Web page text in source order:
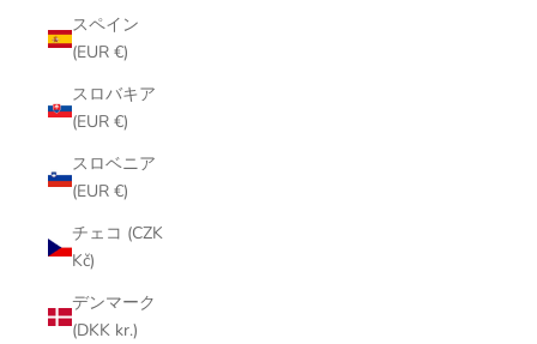
スペイン
(EUR €)
スロバキア
(EUR €)
スロベニア
(EUR €)
チェコ (CZK
Kč)
デンマーク
(DKK kr.)